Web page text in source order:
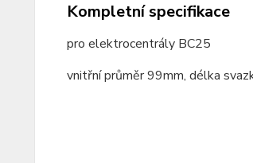
Kompletní specifikace
pro elektrocentrály BC25
vnitřní průměr 99mm, délka